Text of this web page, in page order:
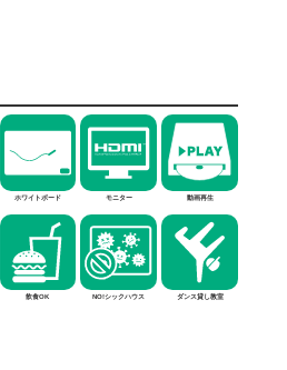
ホワイトボード モニター 動画再生
飲食OK NO!シックハウス ダンス貸し教室